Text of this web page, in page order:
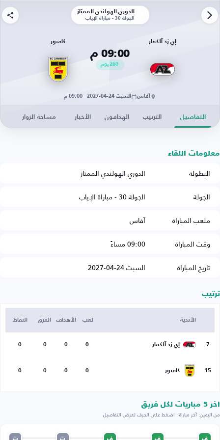
الدوري الهولندي الممتاز
الجولة 30 - مباراة الإياب
إي زد آلكمار
09:00 م
260يوم
كامبور
آفاس السبت 24-04-2027 · 09:00 م
التفاصيل الترتيب الهدافون الأخبار مساحة الزوار
معلومات اللقاء
البطولة
الدوري الهولندي الممتاز
الجولة
الجولة 30 - مباراة الإياب
ملعب المباراة
آفاس
وقت المباراة
09:00 مساءً
تاريخ المباراة
السبت 24-04-2027
ترتيب
الأندية لعب الأهداف الفرق النقاط
7 إي زد آلكمار 0
0
0
0
15 كامبور 0
0
0
0
اخر 5 مباريات لكل فريق
من اليمين: آخر مباراة · اضغط على الحرف لعرض التفاصيل